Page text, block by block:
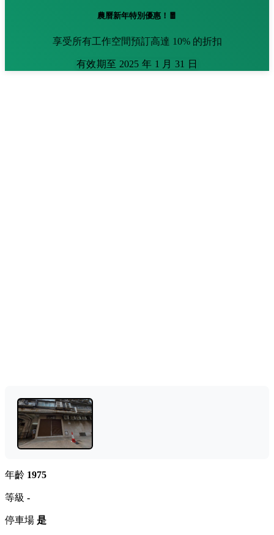
農曆新年特別優惠！🧧
享受所有工作空間預訂高達 10% 的折扣
有效期至 2025 年 1 月 31 日
年齡 1975
等級 -
停車場 是